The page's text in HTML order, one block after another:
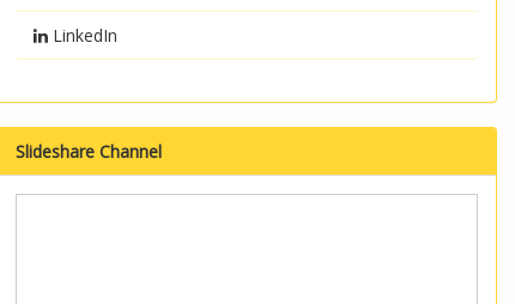
LinkedIn
Slideshare Channel